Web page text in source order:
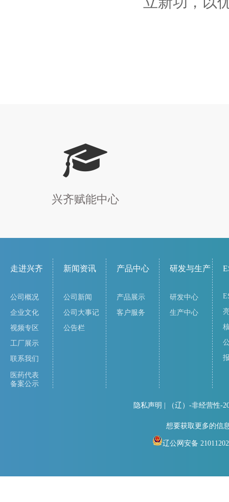
兴齐赋能中心
走进兴齐
公司概况
企业文化
视频专区
工厂展示
联系我们
医药代表
备案公示
新闻资讯
公司新闻
公司大事记
公告栏
产品中心
产品展示
客户服务
研发与生产
研发中心
生产中心
隐私声明 | （辽）-非经营性-
想要获取更多的信
辽公网安备